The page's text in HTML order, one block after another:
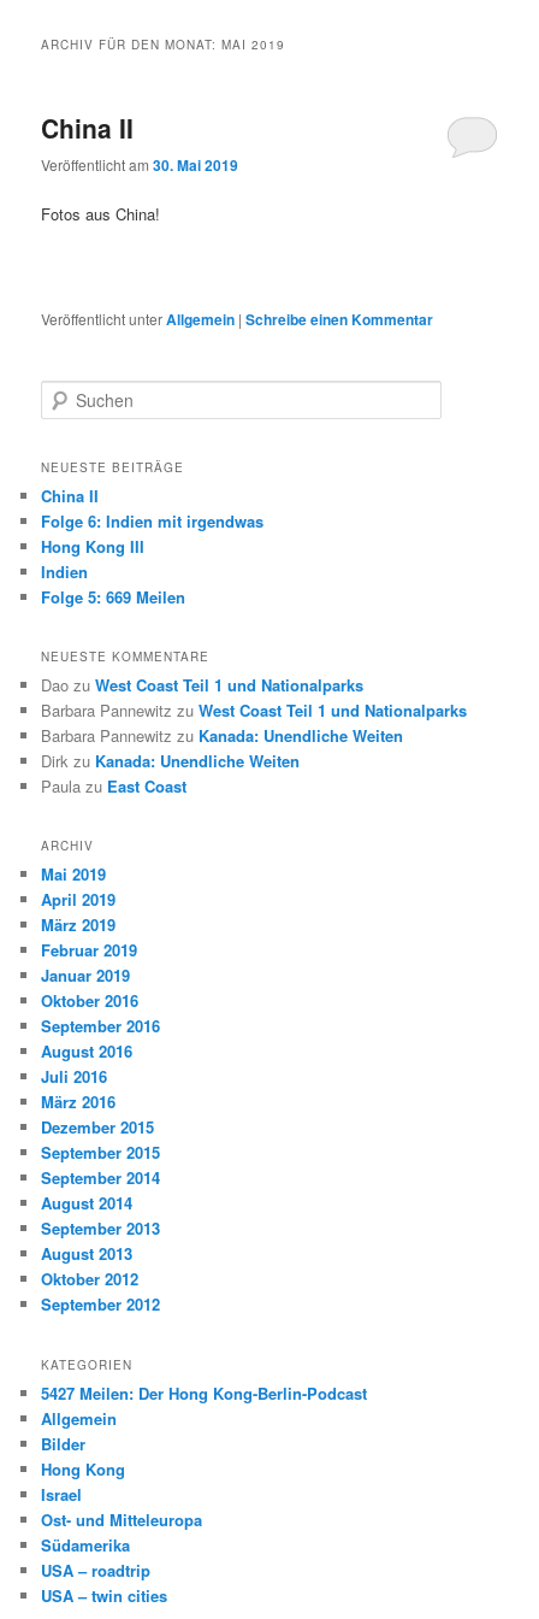
ARCHIV FÜR DEN MONAT:MAI 2019
China II
Veröffentlicht am30. Mai 2019
Fotos aus China!
Veröffentlicht unterAllgemein |Schreibe einen Kommentar
u
h
n
NEUESTE BEITRÄGE
China II
Folge 6: Indien mit irgendwas
Hong Kong III
Indien
Folge 5: 669 Meilen
NEUESTE KOMMENTARE
Dao zuWest Coast Teil 1 und Nationalparks
Barbara Pannewitz zuWest Coast Teil 1 und Nationalparks
Barbara Pannewitz zu Kanada: Unendliche Weiten
Dirk zu Kanada: Unendliche Weiten
Paula zu East Coast
ARCHIV
Mai 2019
April 2019
März 2019
Februar 2019
Januar 2019
Oktober 2016
September 2016
August 2016
Juli 2016
März 2016
Dezember 2015
September 2015
September 2014
August 2014
September 2013
August 2013
Oktober 2012
September 2012
KATEGORIEN
5427 Meilen: Der Hong Kong-Berlin-Podcast
Allgemein
Bilder
Hong Kong
Israel
Ost- und Mitteleuropa
Südamerika
USA – roadtrip
USA – twin cities